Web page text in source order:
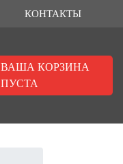
КОНТАКТЫ
ВАША КОРЗИНА
ПУСТА